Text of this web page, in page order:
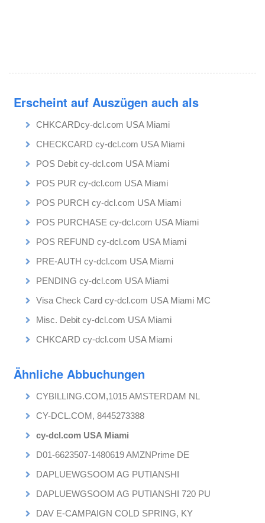
Erscheint auf Auszügen auch als
CHKCARDcy-dcl.com USA Miami
CHECKCARD cy-dcl.com USA Miami
POS Debit cy-dcl.com USA Miami
POS PUR cy-dcl.com USA Miami
POS PURCH cy-dcl.com USA Miami
POS PURCHASE cy-dcl.com USA Miami
POS REFUND cy-dcl.com USA Miami
PRE-AUTH cy-dcl.com USA Miami
PENDING cy-dcl.com USA Miami
Visa Check Card cy-dcl.com USA Miami MC
Misc. Debit cy-dcl.com USA Miami
CHKCARD cy-dcl.com USA Miami
Ähnliche Abbuchungen
CYBILLING.COM,1015 AMSTERDAM NL
CY-DCL.COM, 8445273388
cy-dcl.com USA Miami
D01-6623507-1480619 AMZNPrime DE
DAPLUEWGSOOM AG PUTIANSHI
DAPLUEWGSOOM AG PUTIANSHI 720 PU
DAV E-CAMPAIGN COLD SPRING, KY